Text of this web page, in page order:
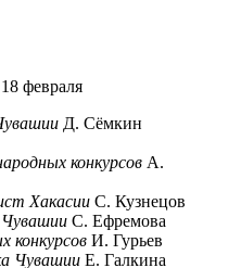
февраля
Д. Сёмкин
конкурсов А.
Хакасии С. Кузнецов
С. Ефремова
конкурсов И. Гурьев
Чувашии Е. Галкина